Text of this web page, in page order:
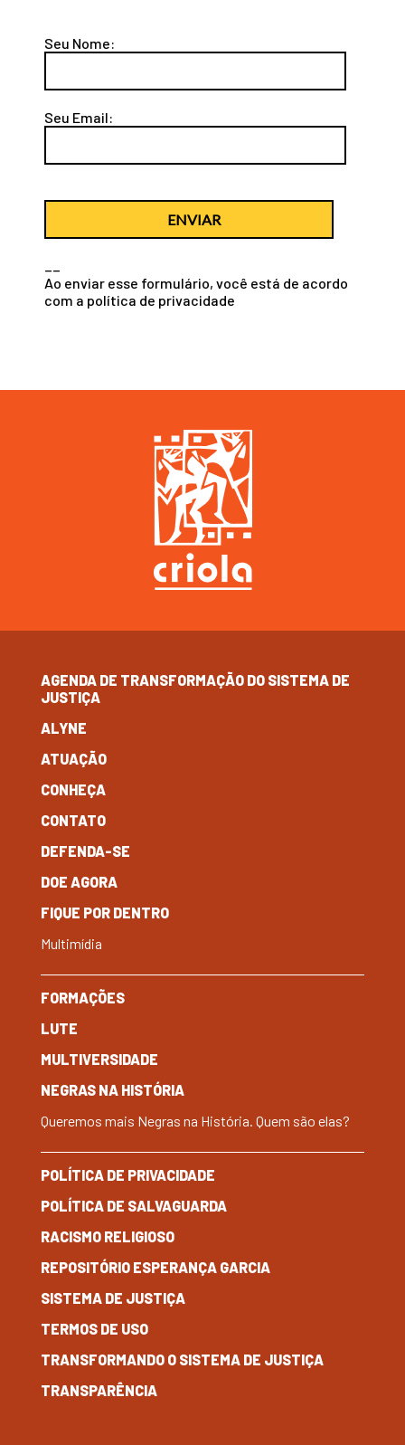
Seu Nome:
Seu Email:
ENVIAR
Ao enviar esse formulário, você está de acordo
com a política de privacidade
AGENDA DE TRANSFORMAÇÃO DO SISTEMA DE
JUSTIÇA
ALYNE
ATUAÇÃO
CONHEÇA
CONTATO
DEFENDA-SE
DOE AGORA
FIQUE POR DENTRO
Multimídia
FORMAÇÕES
LUTE
MULTIVERSIDADE
NEGRAS NA HISTÓRIA
Queremos mais Negras na História. Quem são elas?
POLÍTICA DE PRIVACIDADE
POLÍTICA DE SALVAGUARDA
RACISMO RELIGIOSO
REPOSITÓRIO ESPERANÇA GARCIA
SISTEMA DE JUSTIÇA
TERMOS DE USO
TRANSFORMANDO O SISTEMA DE JUSTIÇA
TRANSPARÊNCIA